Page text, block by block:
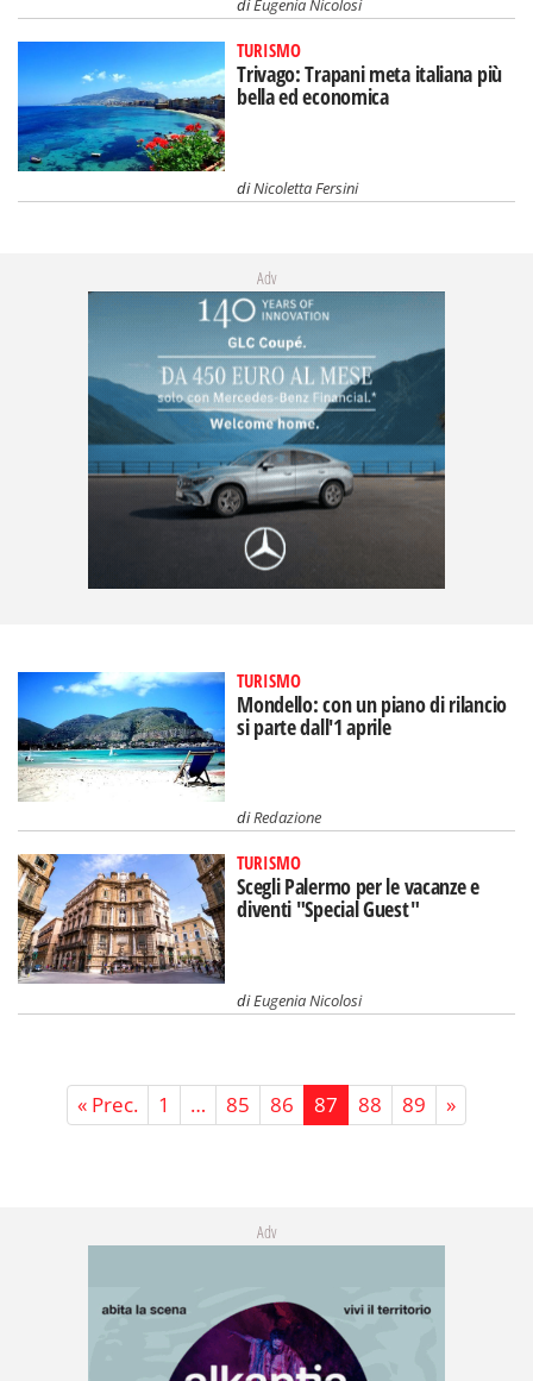
diEugenia Nicolosi
TURISMO
Trivago: Trapani meta italiana più
bella ed economica
diNicoletta Fersini
Adv
TURISMO
Mondello: con un piano di rilancio
si parte dall'1 aprile
diRedazione
TURISMO
Scegli Palermo per le vacanze e
diventi "Special Guest"
diEugenia Nicolosi
« Prec. 1 … 85 86 87 88 89 »
Adv